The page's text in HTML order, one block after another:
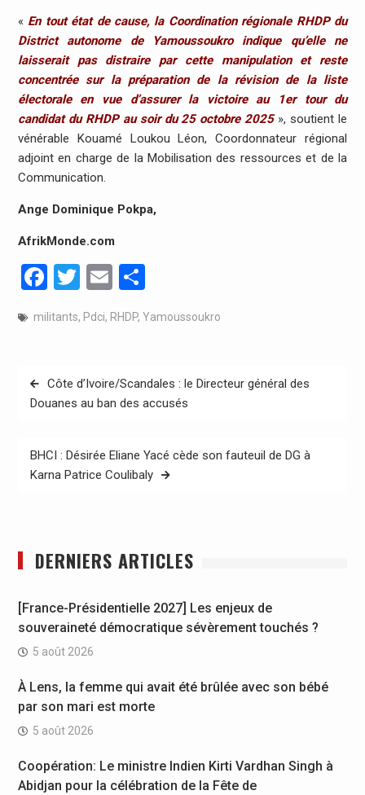
« En tout état de cause, la Coordination régionale RHDP du
District autonome de Yamoussoukro indique qu’elle ne
laisserait pas distraire par cette manipulation et reste
concentrée sur la préparation de la révision de la liste
électorale en vue d’assurer la victoire au 1er tour du
candidat du RHDP au soir du 25 octobre 2025 », soutient le
vénérable Kouamé Loukou Léon, Coordonnateur régional
adjoint en charge de la Mobilisation des ressources et de la
Communication.
Ange Dominique Pokpa,
AfrikMonde.com
Facebook
Twitter
EmailPartager
militants, Pdci, RHDP, Yamoussoukro
Navigation
de
Côte d’Ivoire/Scandales : le Directeur général des
Douanes au ban des accusés
BHCI : Désirée Eliane Yacé cède son fauteuil de DG à
Karna Patrice Coulibaly
DERNIERS ARTICLES
[France-Présidentielle 2027] Les enjeux de
souveraineté démocratique sévèrement touchés ?
5 août 2026
À Lens, la femme qui avait été brûlée avec son bébé
par son mari est morte
5 août 2026
Coopération: Le ministre Indien Kirti Vardhan Singh à
Abidjan pour la célébration de la Fête de